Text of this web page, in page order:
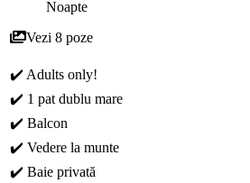
Noapte
Vezi 8 poze
✔️ Adults only!
✔️ 1 pat dublu mare
✔️ Balcon
✔️ Vedere la munte
✔️ Baie privată